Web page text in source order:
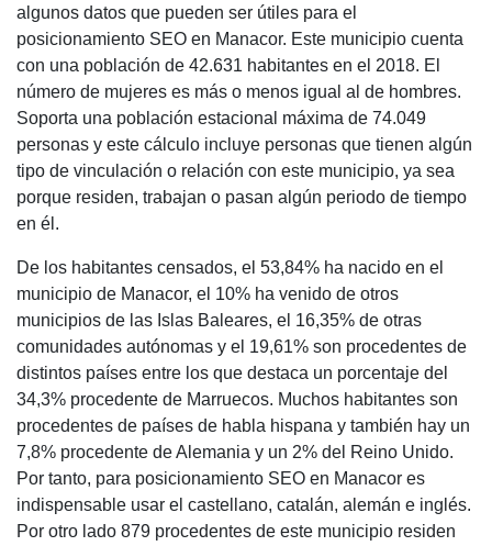
algunos datos que pueden ser útiles para el
posicionamiento SEO en Manacor. Este municipio cuenta
con una población de 42.631 habitantes en el 2018. El
número de mujeres es más o menos igual al de hombres.
Soporta una población estacional máxima de 74.049
personas y este cálculo incluye personas que tienen algún
tipo de vinculación o relación con este municipio, ya sea
porque residen, trabajan o pasan algún periodo de tiempo
en él.
De los habitantes censados, el 53,84% ha nacido en el
municipio de Manacor, el 10% ha venido de otros
municipios de las Islas Baleares, el 16,35% de otras
comunidades autónomas y el 19,61% son procedentes de
distintos países entre los que destaca un porcentaje del
34,3% procedente de Marruecos. Muchos habitantes son
procedentes de países de habla hispana y también hay un
7,8% procedente de Alemania y un 2% del Reino Unido.
Por tanto, para posicionamiento SEO en Manacor es
indispensable usar el castellano, catalán, alemán e inglés.
Por otro lado 879 procedentes de este municipio residen